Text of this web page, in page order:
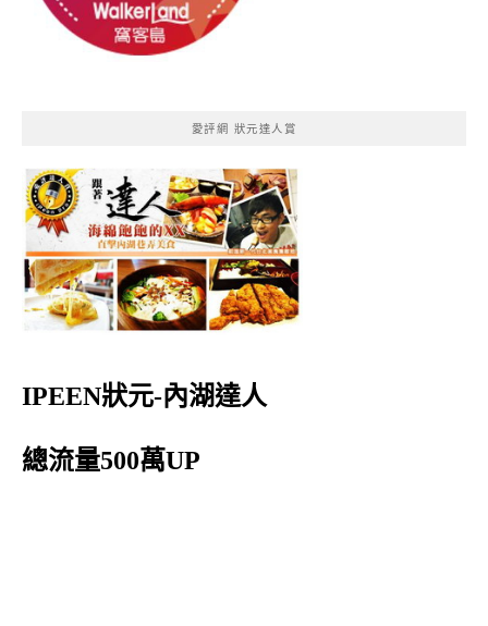
愛評網 狀元達人賞
IPEEN狀元-內湖達人
總流量500萬UP